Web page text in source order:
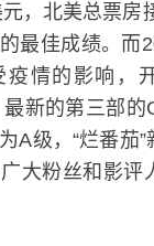
，北美总票房
最佳成绩。而
疫情的影响，
新的第三部的
A级，“烂番茄
大粉丝和影评